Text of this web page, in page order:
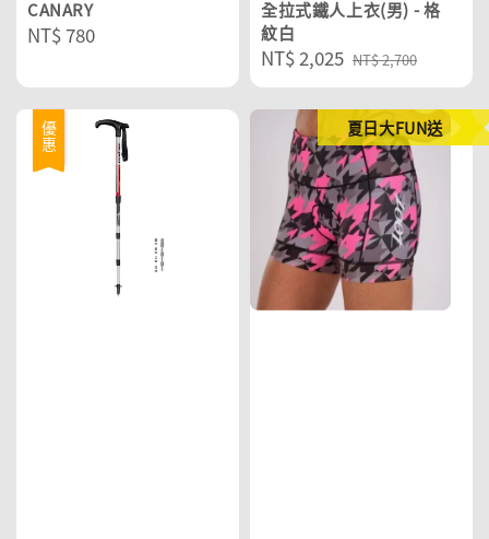
CANARY
Regular
NT$ 780
全拉式鐵人上衣(男) - 格
紋白
Sale
price
NT$ 2,025 Regular
price
NT$ 2,700
優惠 夏日大FUN送